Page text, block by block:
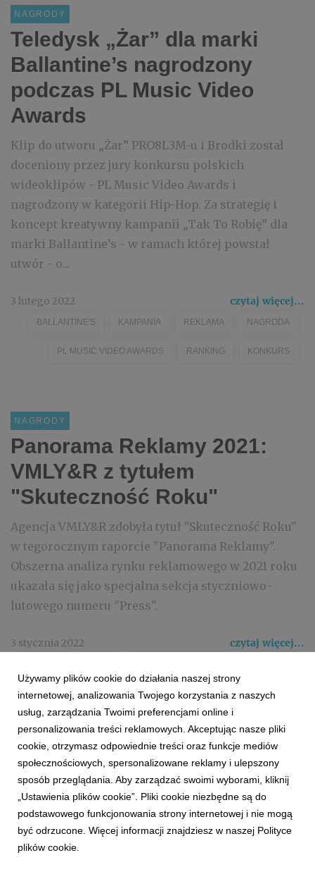
NAGRODY
Teledysk „Żar” dla marki
Ballantine’s nagrodzony
podczas PL Music Video
Awards
Klip do utworu „Żar” PRO8L3M-u i Brodki został
doceniony przez jury konkursu polskich
wideoklipów - PL Music Video Awards i
nagrodzony w kategorii Hip-Hop. Za strategię i
koncept kreatywny kampanii „Tak To Robię” dla
marki Ballantine’s - w ramach której powstał
utwór - o...
3 lutego 2022 czytaj więcej...
BALLANTINE'S KAMPANIA REKLAMA NAGRODA
PL MUSIC VIDEO AWARDS RANKING KONKURS
NAGRODY
Panorama Reklamy 2021:
VMLY&R z tytułem
"Skuteczność Roku"
Agencja VMLY&R zdobyła tytuł "Skuteczność Roku"
w tegorocznym raporcie "Panorama Reklamy".
Obszerna analiza rynku reklamowego w 2021 roku
ukazała się jako specjalna sekcja styczniowo-
lutowego numeru "Press".
3 stycznia 2022 czytaj więcej...
REKLAMA
2 3 4 5 6 7
Używamy plików cookie do działania naszej strony
internetowej, analizowania Twojego korzystania z naszych
usług, zarządzania Twoimi preferencjami online i
personalizowania treści reklamowych. Akceptując nasze pliki
cookie, otrzymasz odpowiednie treści oraz funkcje mediów
społecznościowych, spersonalizowane reklamy i ulepszony
sposób przeglądania. Aby zarządzać swoimi wyborami, kliknij
„Ustawienia plików cookie”. Pliki cookie niezbędne są do
podstawowego funkcjonowania strony internetowej i nie mogą
być odrzucone. Więcej informacji znajdziesz w naszej Polityce
plików cookie.